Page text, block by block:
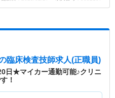
臨床検査技師求人(正職員)
日★マイカー通勤可能♪クリニ
！